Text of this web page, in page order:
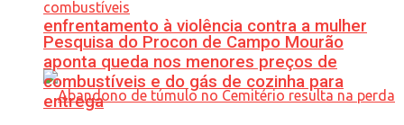
enfrentamento à violência contra a mulher
Pesquisa do Procon de Campo Mourão
aponta queda nos menores preços de
combustíveis e do gás de cozinha para
entrega